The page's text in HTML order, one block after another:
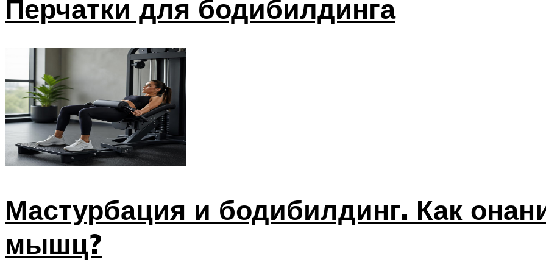
Перчатки для бодибилдинга
Мастурбация и бодибилдинг. Как
мышц?